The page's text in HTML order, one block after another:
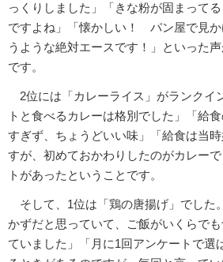
っくりしました」「きな粉が固まって
ですよね」「懐かしい！ パン屋で見か
うような絶対エースです！」といった
です。
2位には「カレーライス」がランクイ
トと食べるカレーは格別でした」「給
すぎず、ちょうどいい味」「給食は当
すが、初めておかわりしたのがカレー
トがあったということです。
そして、1位は「鶏の唐揚げ」でした
かずだと思っていて、ご飯がいくらで
ていました」「月に1回アンケートで選